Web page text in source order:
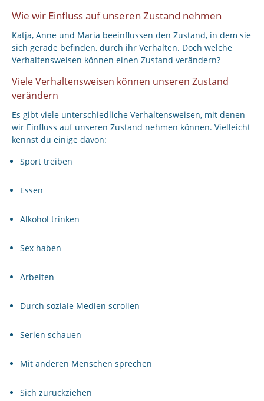
Wie wir Einfluss auf unseren Zustand nehmen
Katja, Anne und Maria beeinflussen den Zustand, in dem sie
sich gerade befinden, durch ihr Verhalten. Doch welche
Verhaltensweisen können einen Zustand verändern?
Viele Verhaltensweisen können unseren Zustand
verändern
Es gibt viele unterschiedliche Verhaltensweisen, mit denen
wir Einfluss auf unseren Zustand nehmen können. Vielleicht
kennst du einige davon:
Sport treiben
Essen
Alkohol trinken
Sex haben
Arbeiten
Durch soziale Medien scrollen
Serien schauen
Mit anderen Menschen sprechen
Sich zurückziehen